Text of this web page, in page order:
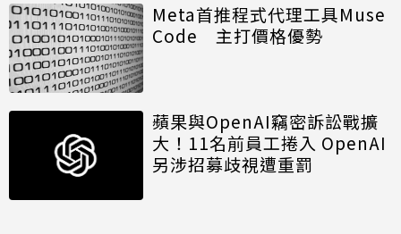
Meta首推程式代理工具Muse
Code 主打價格優勢
蘋果與OpenAI竊密訴訟戰擴
大！11名前員工捲入 OpenAI
另涉招募歧視遭重罰